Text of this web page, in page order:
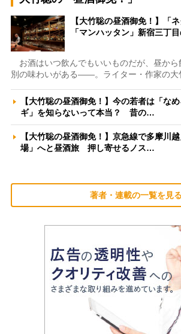
【大竹聡の昼酒御免！】「
「マンハッタン」新宿三丁
お酒はいつ飲んでもいいものだが、昼から
別の味わいがある――。ライター・作家の
【大竹聡の昼酒御免！】今の若者は「な
ギ」を知らないって本当？ 昔の…
【大竹聡の昼酒御免！】京急線で多摩川
場」へと昼酒旅 押し寄せるノス…
著者・連載の一覧を見る